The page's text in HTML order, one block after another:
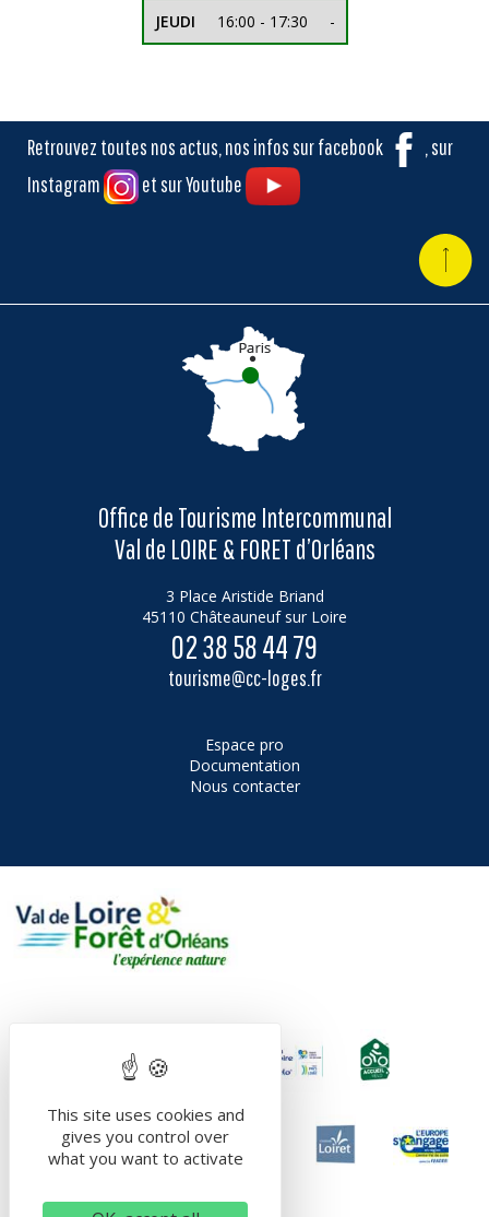
JEUDI 16:00 - 17:30 -
Retrouvez toutes nos actus, nos infos sur facebook
, sur
Instagram
et sur Youtube
Office de Tourisme Intercommunal
Val de LOIRE & FORET d’Orléans
3 Place Aristide Briand
45110 Châteauneuf sur Loire
02 38 58 44 79
tourisme@cc-loges.fr
Espace pro
Documentation
Nous contacter
This site uses cookies and
gives you control over
what you want to activate